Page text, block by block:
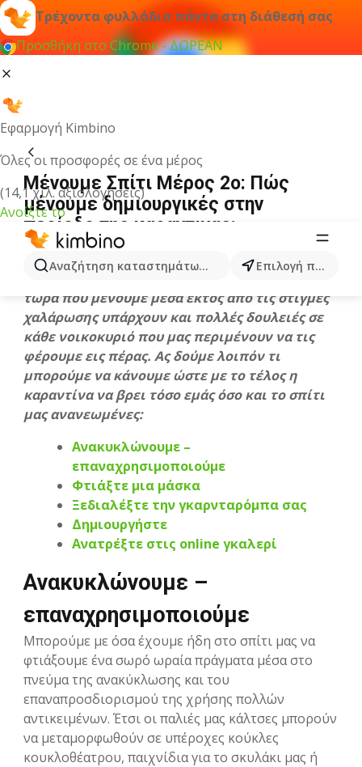
Τρέχοντα φυλλάδια πάντα στη διάθεσή σας
Προσθήκη στο Chrome - ΔΩΡΕΑΝ
Εφαρμογή Kimbino
Όλες οι προσφορές σε ένα μέρος
(14,1 χιλ. αξιολογήσεις)
Ανοίξτε το
Αναζήτηση καταστημάτων, κατηγοριών, προϊόντων...
Επιλογή πόλης
Μένουμε Σπίτι Μέρος 2ο: Πώς
μένουμε δημιουργικές στην
περίοδο της καραντινας;
3 Απριλίου 2020
Σε συνέχεια του προηγούμενου άρθρου μας
τώρα που μένουμε μέσα εκτός από τις στιγμές
χαλάρωσης υπάρχουν και πολλές δουλειές σε
κάθε νοικοκυριό που μας περιμένουν να τις
φέρουμε εις πέρας. Ας δούμε λοιπόν τι
μπορούμε να κάνουμε ώστε με το τέλος η
καραντίνα να βρει τόσο εμάς όσο και το σπίτι
μας ανανεωμένες:
Ανακυκλώνουμε –
επαναχρησιμοποιούμε
Φτιάξτε μια μάσκα
Ξεδιαλέξτε την γκαρνταρόμπα σας
Δημιουργήστε
Ανατρέξτε στις online γκαλερί
Ανακυκλώνουμε –
επαναχρησιμοποιούμε
Μπορούμε με όσα έχουμε ήδη στο σπίτι μας να
φτιάξουμε ένα σωρό ωραία πράγματα μέσα στο
πνεύμα της ανακύκλωσης και του
επαναπροσδιορισμού της χρήσης πολλών
αντικειμένων. Έτσι οι παλιές μας κάλτσες μπορούν
να μεταμορφωθούν σε υπέροχες κούκλες
κουκλοθέατρου, παιχνίδια για το σκυλάκι μας ή